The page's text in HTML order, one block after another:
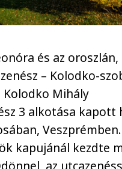
és az oroszlán,
– Kolodko-
Kolodko Mihály
3 alkotása kapott
kapujánál kezdte
az